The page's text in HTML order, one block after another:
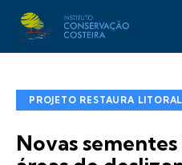
PROJETO RESTAURA LITORAL
Novas